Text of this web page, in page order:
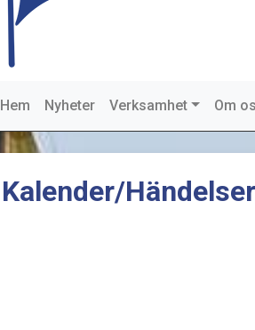
Hem Nyheter Verksamhet Om
Kalender/Händelser